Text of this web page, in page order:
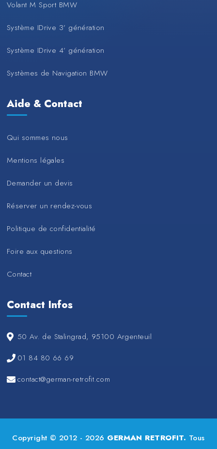
Volant M Sport BMW
Système IDrive 3’ génération
Système IDrive 4’ génération
Systèmes de Navigation BMW
Aide & Contact
Qui sommes nous
Mentions légales
Demander un devis
Réserver un rendez-vous
Politique de confidentialité
Foire aux questions
Contact
Contact Infos
50 Av. de Stalingrad, 95100 Argenteuil
01 84 80 66 69
contact@german-retrofit.com
Copyright © 2012 - 2026 GERMAN RETROFIT. Tous